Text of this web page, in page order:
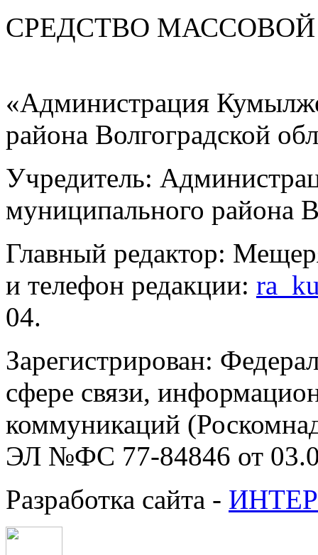
СРЕДСТВО
«Администрация
района Волгоградской
Учредитель:
муниципального района
Главный редактор:
и телефон редакции:
04.
Зарегистрирован:
сфере связи,
коммуникаций
ЭЛ №ФС 77-84846 от
Разработка сайта -